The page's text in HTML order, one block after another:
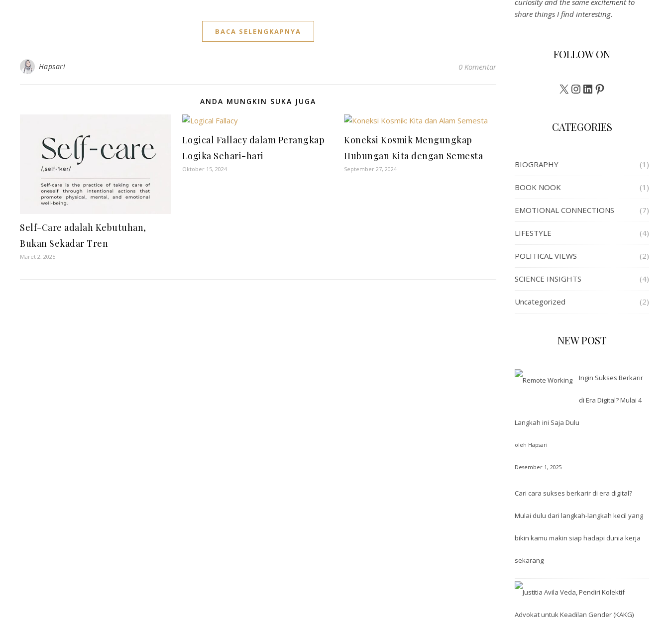
BACA SELENGKAPNYA
Hapsari 0 Komentar
ANDA MUNGKIN SUKA JUGA
Self-Care adalah Kebutuhan,
Bukan Sekadar Tren
Maret 2, 2025
Logical Fallacy dalam Perangkap
Logika Sehari-hari
Oktober 15, 2024
Koneksi Kosmik Mengungkap
Hubungan Kita dengan Semesta
September 27, 2024
curiosity and the same excitement to
share things I find interesting.
FOLLOW ON
X Instagram
LinkedInPinterest
CATEGORIES
BIOGRAPHY (1)
BOOK NOOK (1)
EMOTIONAL CONNECTIONS (7)
LIFESTYLE (4)
POLITICAL VIEWS (2)
SCIENCE INSIGHTS (4)
Uncategorized (2)
NEW POST
Ingin Sukses Berkarir
di Era Digital? Mulai 4
Langkah ini Saja Dulu
oleh Hapsari
Desember 1, 2025
Cari cara sukses berkarir di era digital?
Mulai dulu dari langkah-langkah kecil yang
bikin kamu makin siap hadapi dunia kerja
sekarang